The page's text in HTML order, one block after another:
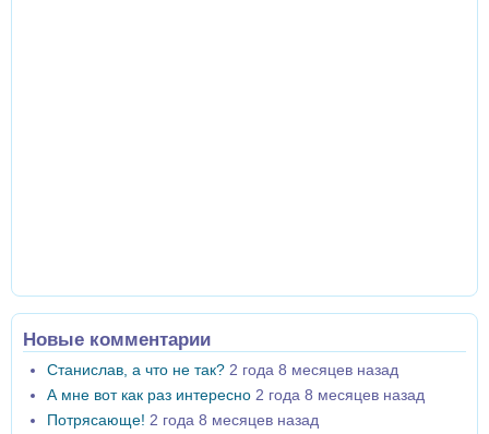
Новые комментарии
Станислав, а что не так? 2 года 8 месяцев назад
А мне вот как раз интересно 2 года 8 месяцев назад
Потрясающе! 2 года 8 месяцев назад